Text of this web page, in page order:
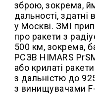
зброю, зокрема,
дальності, здатні
у Москві. ЗМІ
про ракети з
500 км, зокрема,
РСЗВ HIMARS
або крилаті
з дальністю до
з винищувачами